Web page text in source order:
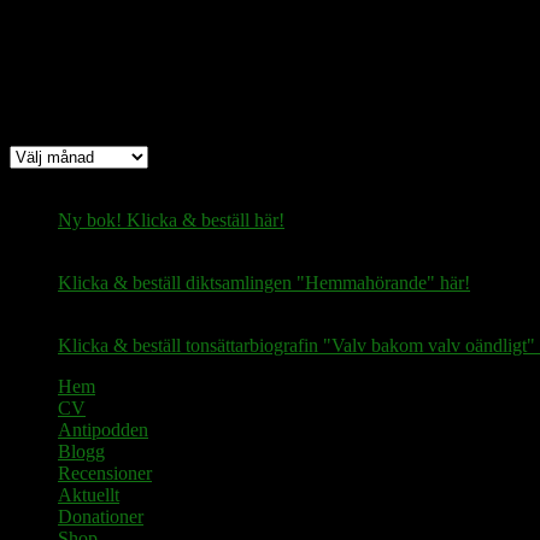
Arkiv
Ny bok! Klicka & beställ här!
Klicka & beställ diktsamlingen "Hemmahörande" här!
Klicka & beställ tonsättarbiografin "Valv bakom valv oändligt"
Hem
CV
Antipodden
Blogg
Recensioner
Aktuellt
Donationer